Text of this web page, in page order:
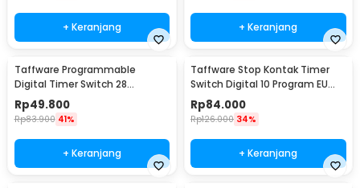
+ Keranjang + Keranjang
Taffware Programmable
Digital Timer Switch 28
Program 220V/25A(16A) -
THC30A
Rp49.800
Rp83.900 41%
+ Keranjang
Taffware Stop Kontak Timer
Switch Digital 10 Program EU
Plug 16A 230V - KWE-TM02-EU
Rp84.000
Rp126.000 34%
+ Keranjang